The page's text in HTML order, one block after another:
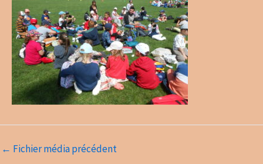
← Fichier média précédent